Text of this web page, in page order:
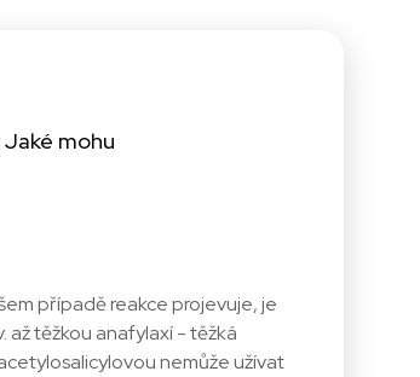
mohu
případě reakce projevuje, je
až těžkou anafylaxí - těžká
nemůže užívat